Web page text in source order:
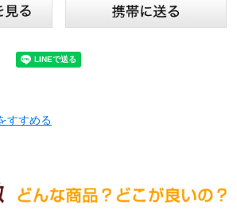
すすめる